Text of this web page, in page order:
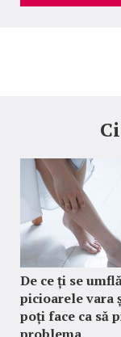
De ce ți se
picioarele vara
poți face ca să